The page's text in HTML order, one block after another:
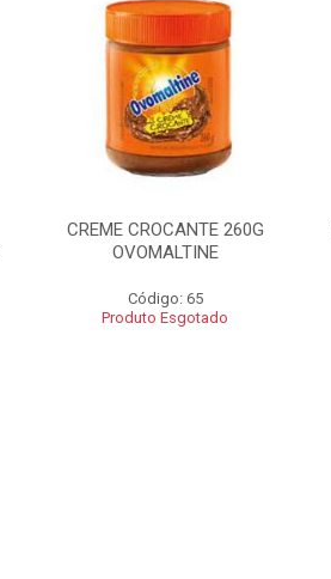
CREME CROCANTE 260G
OVOMALTINE
Código: 65
Produto Esgotado